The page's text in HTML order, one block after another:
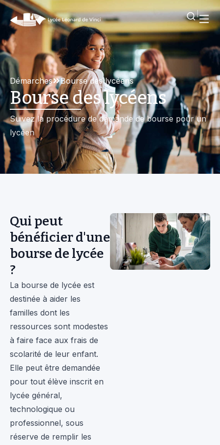
Démarches Bourse des lycéens
Bourse des lycéens
Suivez la procédure de demande de bourse pour un
lycéen
Qui peut
bénéficier d'une
bourse de lycée
?
La bourse de lycée est
destinée à aider les
familles dont les
ressources sont modestes
à faire face aux frais de
scolarité de leur enfant.
Elle peut être demandée
pour tout élève inscrit en
lycée général,
technologique ou
professionnel, sous
réserve de remplir les